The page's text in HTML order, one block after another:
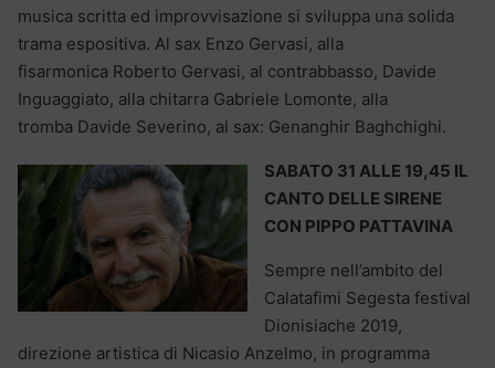
musica scritta ed improvvisazione si sviluppa una solida
trama espositiva. Al sax Enzo Gervasi, alla
fisarmonica Roberto Gervasi, al contrabbasso, Davide
Inguaggiato, alla chitarra Gabriele Lomonte, alla
tromba Davide Severino, al sax: Genanghir Baghchighi.
SABATO 31 ALLE 19,45 IL
CANTO DELLE SIRENE
CON PIPPO PATTAVINA
Sempre nell’ambito del
Calatafimi Segesta festival
Dionisiache 2019,
direzione artistica di Nicasio Anzelmo, in programma